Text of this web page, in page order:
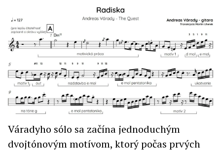
Váradyho sólo sa začína jednoduchým
dvojtónovým motívom, ktorý počas prvých